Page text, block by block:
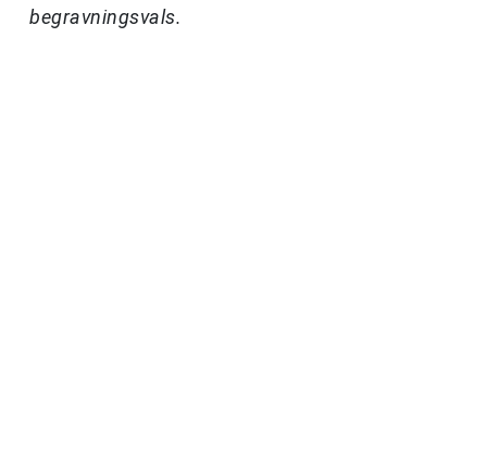
begravningsvals.